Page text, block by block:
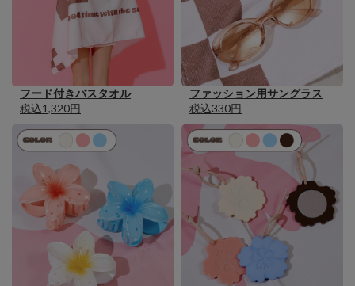
フード付きバスタオル
税込1,320円
ファッション用サングラス
税込330円